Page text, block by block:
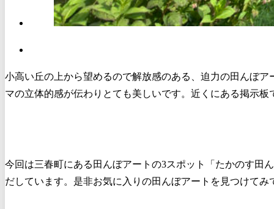
小高い丘の上から望めるので解放感のある、迫力の田んぼ
マの立体的感が伝わりとても美しいです。近くにある掲示
今回は三春町にある田んぼアートの3スポット「たかのす田
だしています。是非お気に入りの田んぼアートを見つけてみ